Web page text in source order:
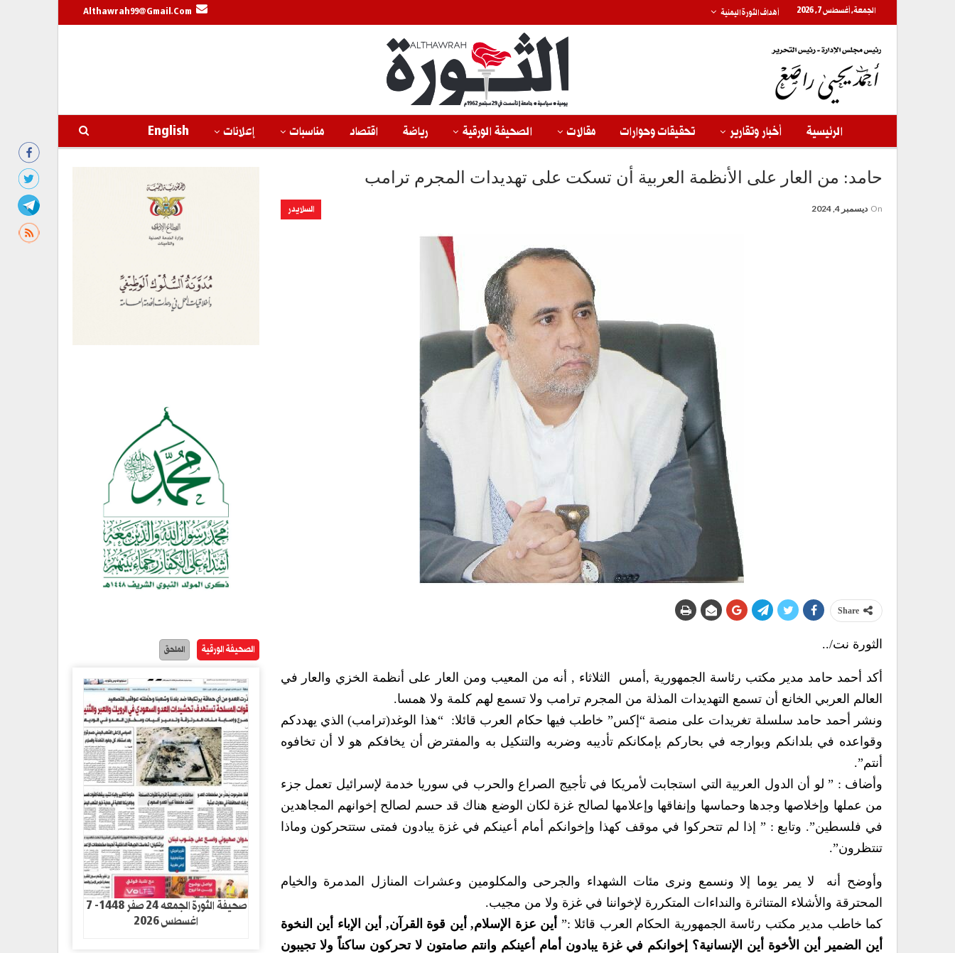
الجمعة, أغسطس 7, 2026 أهداف الثورة اليمنية Althawrah99@gmail.com
الرئيسية أخبار وتقارير تحقيقات وحوارات مقالات الصحيفة الورقية رياضة اقتصاد مناسبات إعلانات English
حامد: من العار على الأنظمة العربية أن تسكت على تهديدات المجرم ترامب
السلايدر On ديسمبر 4, 2024
Share
الثورة نت/..
أكد أحمد حامد مدير مكتب رئاسة الجمهورية ,أمس الثلاثاء , أنه من المعيب ومن العار على أنظمة الخزي والعار في
العالم العربي الخانع أن تسمع التهديدات المذلة من المجرم ترامب ولا تسمع لهم كلمة ولا همسا.
ونشر أحمد حامد سلسلة تغريدات على منصة “إكس” خاطب فيها حكام العرب قائلا: “هذا الوغد(ترامب) الذي يهددكم
وقواعده في بلدانكم وبوارجه في بحاركم بإمكانكم تأديبه وضربه والتنكيل به والمفترض أن يخافكم هو لا أن تخافوه
أنتم”.
وأضاف : ” لو أن الدول العربية التي استجابت لأمريكا في تأجيج الصراع والحرب في سوريا خدمة لإسرائيل تعمل جزء
من عملها وإخلاصها وجدها وحماسها وإنفاقها وإعلامها لصالح غزة لكان الوضع هناك قد حسم لصالح إخوانهم المجاهدين
في فلسطين”. وتابع : ” إذا لم تتحركوا في موقف كهذا وإخوانكم أمام أعينكم في غزة یبادون فمتى ستتحركون وماذا
تنتظرون”.
وأوضح أنه لا يمر يوما إلا ونسمع ونرى مئات الشهداء والجرحى والمكلومين وعشرات المنازل المدمرة والخيام
المحترقة والأشلاء المتناثرة والنداءات المتكررة لإخواننا في غزة ولا من مجيب.
كما خاطب مدير مكتب رئاسة الجمهورية الحكام العرب قائلا :” أين عزة الإسلام, أين قوة القرآن, أين الإباء أين النخوة
أين الضمير أين الأخوة أين الإنسانية؟ إخوانكم في غزة يبادون أمام أعينكم وانتم صامتون لا تحركون ساكناً ولا تجيبون
الصحيفة الورقية الملحق
صحيفة الثورة الجمعه 24 صفر 1448- 7
اغسطس 2026